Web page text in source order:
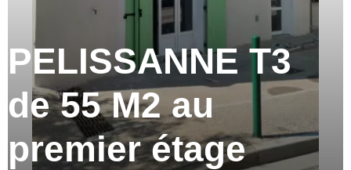
PELISSANNE T3
de 55 M2 au
premier étage